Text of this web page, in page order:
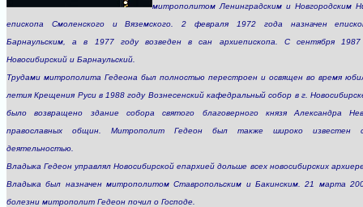
митрополитом Ленинградским и Новгородским
епископа Смоленского и Вяземского. 2 февраля 1972 года назначен
Барнаульским, а в 1977 году возведен в сан архиепископа. С сентября
Новосибирский и Барнаульский.
Трудами митрополита Гедеона был полностью перестроен и освящен во время
летия Крещения Руси в 1988 году Вознесенский кафедральный собор в г.
было возвращено здание собора святого благоверного князя Александра
православных общин. Митрополит Гедеон был также широко известен
деятельностью.
Владыка Гедеон управлял Новосибирской епархией дольше всех новосибирских
Владыка был назначен митрополитом Ставропольским и Бакинским. 21 марта
болезни митрополит Гедеон почил о Господе.